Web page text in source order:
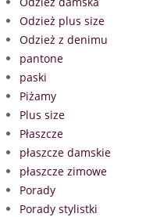
Odzież plus size
Odzież z denimu
pantone
paski
Piżamy
Plus size
Płaszcze
płaszcze damskie
płaszcze zimowe
Porady
Porady stylistki